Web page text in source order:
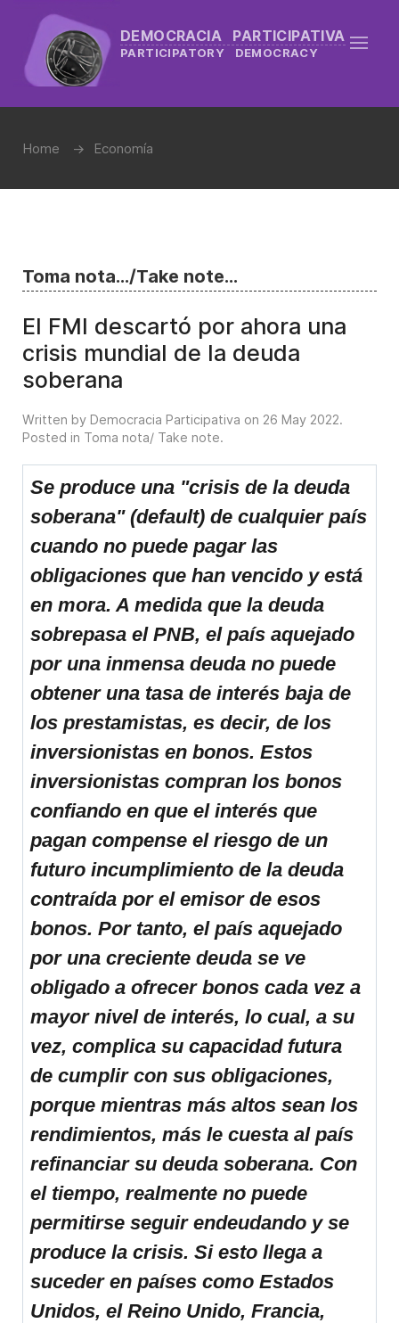
DEMOCRACIA PARTICIPATIVA
PARTICIPATORY DEMOCRACY
Home Economía
Toma nota.../Take note...
El FMI descartó por ahora una
crisis mundial de la deuda
soberana
Written by Democracia Participativa on 26 May 2022.
Posted in Toma nota/ Take note.
Se produce una "crisis de la deuda
soberana" (default) de cualquier país
cuando no puede pagar las
obligaciones que han vencido y está
en mora. A medida que la deuda
sobrepasa el PNB, el país aquejado
por una inmensa deuda no puede
obtener una tasa de interés baja de
los prestamistas, es decir, de los
inversionistas en bonos. Estos
inversionistas compran los bonos
confiando en que el interés que
pagan compense el riesgo de un
futuro incumplimiento de la deuda
contraída por el emisor de esos
bonos. Por tanto, el país aquejado
por una creciente deuda se ve
obligado a ofrecer bonos cada vez a
mayor nivel de interés, lo cual, a su
vez, complica su capacidad futura
de cumplir con sus obligaciones,
porque mientras más altos sean los
rendimientos, más le cuesta al país
refinanciar su deuda soberana. Con
el tiempo, realmente no puede
permitirse seguir endeudando y se
produce la crisis. Si esto llega a
suceder en países como Estados
Unidos, el Reino Unido, Francia,